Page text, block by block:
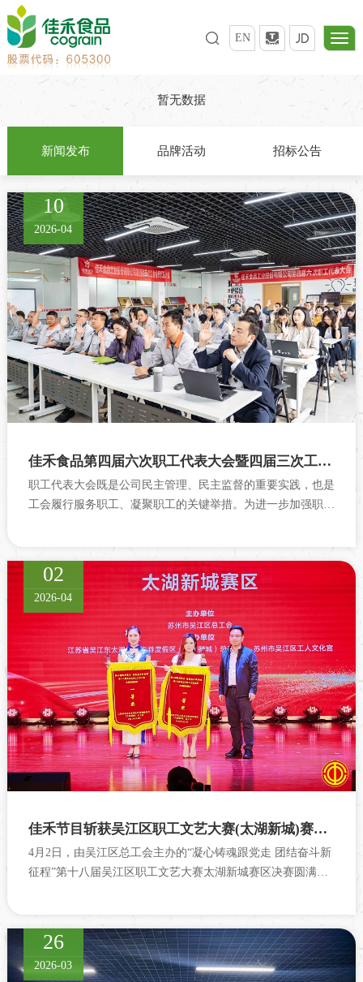
EN
暂无数据
新闻发布 品牌活动 招标公告
10
2026-04
佳禾食品第四届六次职工代表大会暨四届三次工会会员代表大会顺利召开
职工代表大会既是公司民主管理、民主监督的重要实践，也是
工会履行服务职工、凝聚职工的关键举措。为进一步加强职工
02
2026-04
佳禾节目斩获吴江区职工文艺大赛(太湖新城)赛区决赛一等奖
4月2日，由吴江区总工会主办的“凝心铸魂跟党走 团结奋斗新
征程”第十八届吴江区职工文艺大赛太湖新城赛区决赛圆满落
26
2026-03